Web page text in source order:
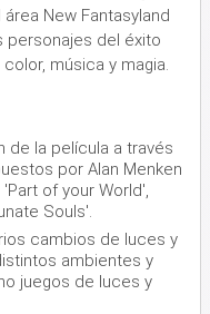
New Fantasyland
personajes del éxito
música y magia.
de la película a través
por Alan Menken
of your World',
Souls'.
cambios de luces y
ambientes y
juegos de luces y